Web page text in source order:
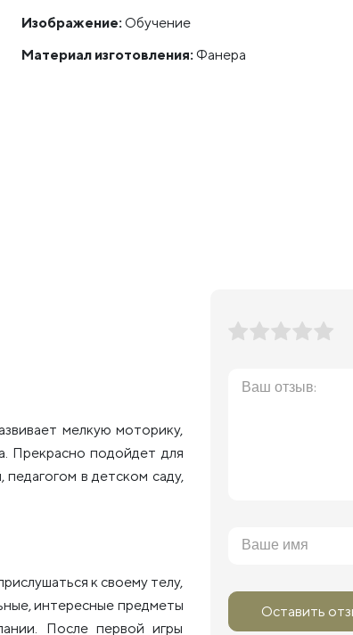
Изображение: Обучение
Материал изготовления: Фанера
мелкую моторику,
Прекрасно подойдет для
в детском саду,
к своему телу,
интересные предметы
После первой игры
Оставить